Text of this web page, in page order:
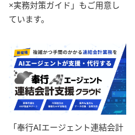
×実務対策ガイド」もご用意し
ています。
「奉行AIエージェント連結会計